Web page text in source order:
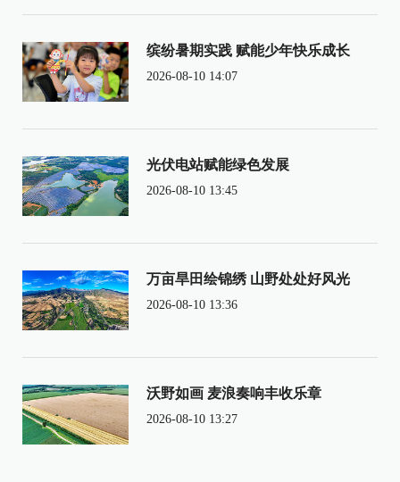
缤纷暑期实践 赋能少年快乐成长
2026-08-10 14:07
光伏电站赋能绿色发展
2026-08-10 13:45
万亩旱田绘锦绣 山野处处好风光
2026-08-10 13:36
沃野如画 麦浪奏响丰收乐章
2026-08-10 13:27